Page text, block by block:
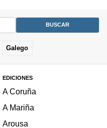
Galego
EDICIONES
A Coruña
A Mariña
Arousa